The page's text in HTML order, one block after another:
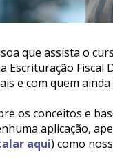
que assista o
Fiscal
e com quem
os conceitos e
aplicação,
aqui) como